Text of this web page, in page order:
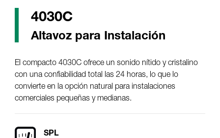
4030C
Altavoz para Instalación
El compacto 4030C ofrece un sonido nítido y cristalino
con una confiabilidad total las 24 horas, lo que lo
convierte en la opción natural para instalaciones
comerciales pequeñas y medianas.
SPL